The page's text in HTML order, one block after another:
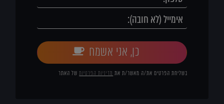
כן, אני אשמח
בשליחת הפרטים את/ה מאשר/ת את מדיניות הפרטיותשל האתר